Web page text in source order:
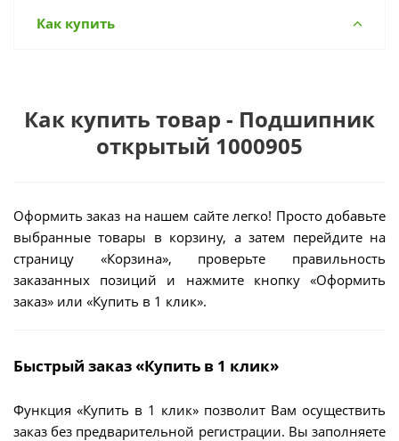
Как купить
Как купить товар - Подшипник
открытый 1000905
Оформить заказ на нашем сайте легко! Просто добавьте
выбранные товары в корзину, а затем перейдите на
страницу «Корзина», проверьте правильность
заказанных позиций и нажмите кнопку «Оформить
заказ» или «Купить в 1 клик».
Быстрый заказ «Купить в 1 клик»
Функция «Купить в 1 клик» позволит Вам осуществить
заказ без предварительной регистрации. Вы заполняете